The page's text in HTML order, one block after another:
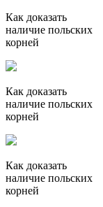
Как доказать
наличие польских
корней
Как доказать
наличие польских
корней
Как доказать
наличие польских
корней